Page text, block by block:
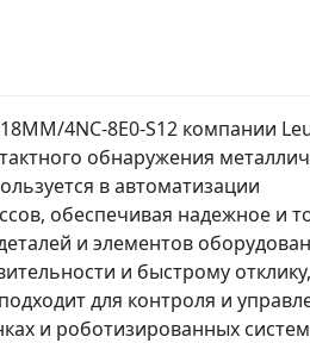
4NC-8E0-S12 компании
обнаружения
в автоматизации
обеспечивая надежное и
и элементов
и быстрому отклику,
для контроля и
и роботизированных